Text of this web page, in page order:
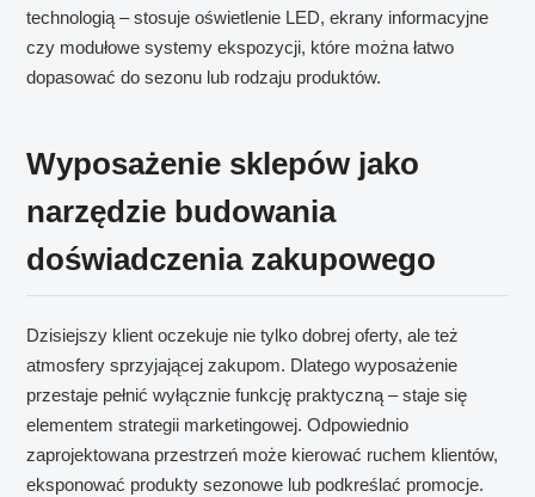
technologią – stosuje oświetlenie LED, ekrany informacyjne
czy modułowe systemy ekspozycji, które można łatwo
dopasować do sezonu lub rodzaju produktów.
Wyposażenie sklepów jako
narzędzie budowania
doświadczenia zakupowego
Dzisiejszy klient oczekuje nie tylko dobrej oferty, ale też
atmosfery sprzyjającej zakupom. Dlatego wyposażenie
przestaje pełnić wyłącznie funkcję praktyczną – staje się
elementem strategii marketingowej. Odpowiednio
zaprojektowana przestrzeń może kierować ruchem klientów,
eksponować produkty sezonowe lub podkreślać promocje.